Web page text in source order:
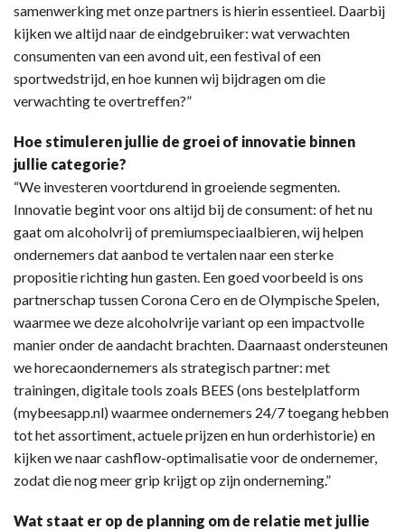
samenwerking met onze partners is hierin essentieel. Daarbij
kijken we altijd naar de eindgebruiker: wat verwachten
consumenten van een avond uit, een festival of een
sportwedstrijd, en hoe kunnen wij bijdragen om die
verwachting te overtreffen?”
Hoe stimuleren jullie de groei of innovatie binnen
jullie categorie?
“We investeren voortdurend in groeiende segmenten.
Innovatie begint voor ons altijd bij de consument: of het nu
gaat om alcoholvrij of premiumspeciaalbieren, wij helpen
ondernemers dat aanbod te vertalen naar een sterke
propositie richting hun gasten. Een goed voorbeeld is ons
partnerschap tussen Corona Cero en de Olympische Spelen,
waarmee we deze alcoholvrije variant op een impactvolle
manier onder de aandacht brachten. Daarnaast ondersteunen
we horecaondernemers als strategisch partner: met
trainingen, digitale tools zoals BEES (ons bestelplatform
(mybeesapp.nl) waarmee ondernemers 24/7 toegang hebben
tot het assortiment, actuele prijzen en hun orderhistorie) en
kijken we naar cashflow-optimalisatie voor de ondernemer,
zodat die nog meer grip krijgt op zijn onderneming.”
Wat staat er op de planning om de relatie met jullie